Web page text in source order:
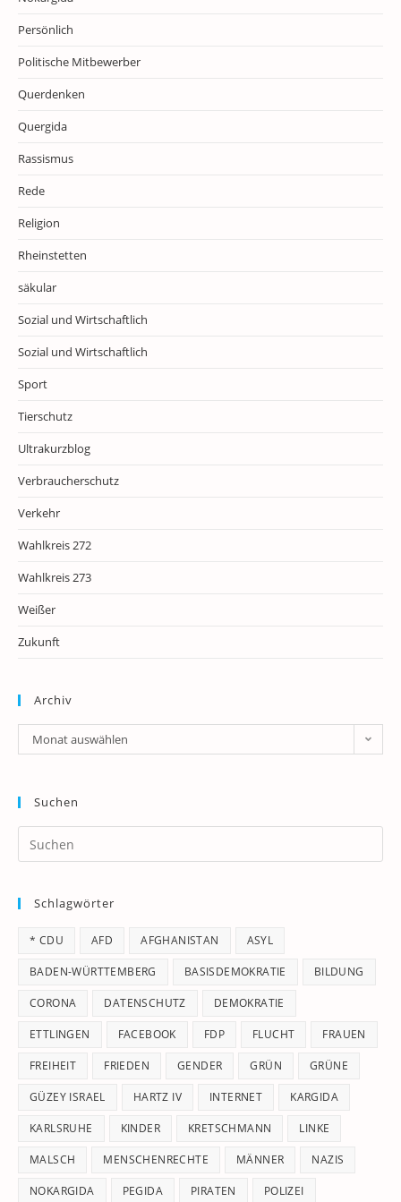
Persönlich
Politische Mitbewerber
Querdenken
Quergida
Rassismus
Rede
Religion
Rheinstetten
säkular
Sozial und Wirtschaftlich
Sozial und Wirtschaftlich
Sport
Tierschutz
Ultrakurzblog
Verbraucherschutz
Verkehr
Wahlkreis 272
Wahlkreis 273
Weißer
Zukunft
Archiv
Archiv
Monat auswählen
Suchen
Schlagwörter
* CDU AFD AFGHANISTAN ASYL
BADEN-WÜRTTEMBERG BASISDEMOKRATIE BILDUNG
CORONA DATENSCHUTZ DEMOKRATIE
ETTLINGEN FACEBOOK FDP FLUCHT FRAUEN
FREIHEIT FRIEDEN GENDER GRÜN GRÜNE
GÜZEY ISRAEL HARTZ IV INTERNET KARGIDA
KARLSRUHE KINDER KRETSCHMANN LINKE
MALSCH MENSCHENRECHTE MÄNNER NAZIS
NOKARGIDA PEGIDA PIRATEN POLIZEI